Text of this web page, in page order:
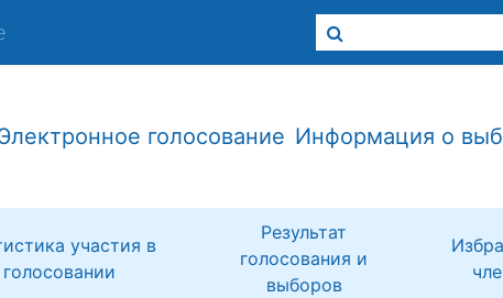
голосование Информация о
участия в
голосовании
Результат
голосования и
выборов